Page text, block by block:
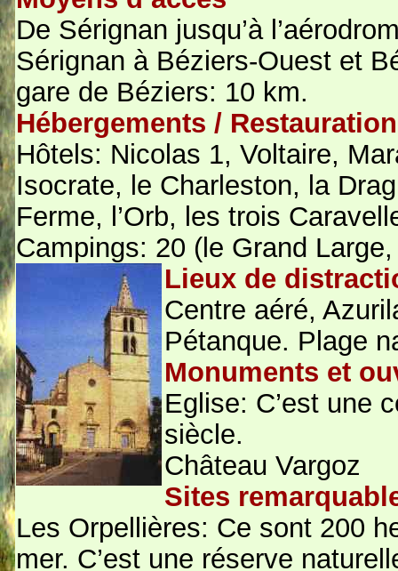
De Sérignan jusqu’à
Sérignan à Béziers-Ouest et
gare de Béziers: 10 km.
Hébergements / Restauration
Hôtels: Nicolas 1, Voltaire,
Isocrate, le Charleston, la
Ferme, l’Orb, les trois
Campings: 20 (le Grand
Lieux de
Centre aéré,
Pétanque. Plage
Monuments et
Eglise: C’est une
siècle.
Château Vargoz
Sites
Les Orpellières: Ce sont 200
mer. C’est une réserve